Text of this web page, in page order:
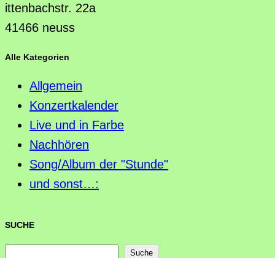
ittenbachstr. 22a
41466 neuss
Alle Kategorien
Allgemein
Konzertkalender
Live und in Farbe
Nachhören
Song/Album der "Stunde"
und sonst…:
SUCHE
Suche